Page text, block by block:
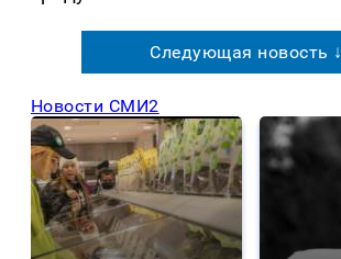
Следующая новость ↓
Новости СМИ2